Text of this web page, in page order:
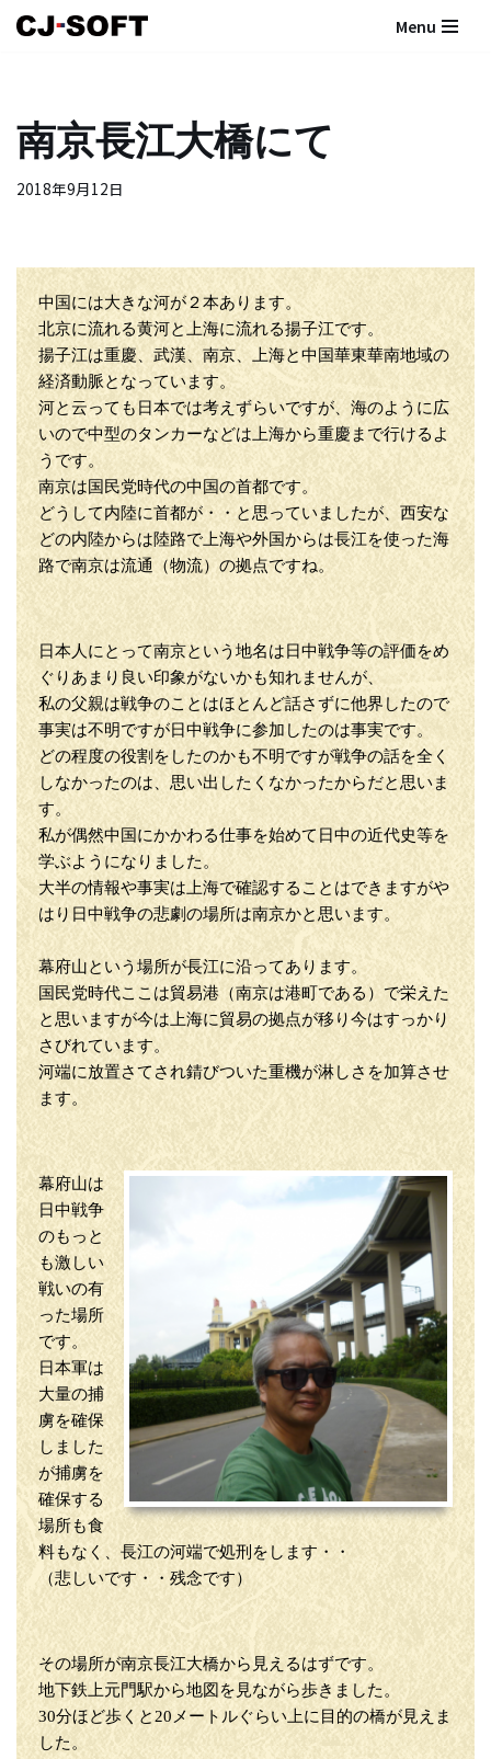
ン
ツ
へ
ッ
Menu
南京長江大橋にて
2018年9月12日
中国には大きな河が２本あります。
北京に流れる黄河と上海に流れる揚子江です。
揚子江は重慶、武漢、南京、上海と中国華東華南地域の
経済動脈となっています。
河と云っても日本では考えずらいですが、海のように広
いので中型のタンカーなどは上海から重慶まで行けるよ
うです。
南京は国民党時代の中国の首都です。
どうして内陸に首都が・・と思っていましたが、西安な
どの内陸からは陸路で上海や外国からは長江を使った海
路で南京は流通（物流）の拠点ですね。
日本人にとって南京という地名は日中戦争等の評価をめ
ぐりあまり良い印象がないかも知れませんが、
私の父親は戦争のことはほとんど話さずに他界したので
事実は不明ですが日中戦争に参加したのは事実です。
どの程度の役割をしたのかも不明ですが戦争の話を全く
しなかったのは、思い出したくなかったからだと思いま
す。
私が偶然中国にかかわる仕事を始めて日中の近代史等を
学ぶようになりました。
大半の情報や事実は上海で確認することはできますがや
はり日中戦争の悲劇の場所は南京かと思います。
幕府山という場所が長江に沿ってあります。
国民党時代ここは貿易港（南京は港町である）で栄えた
と思いますが今は上海に貿易の拠点が移り今はすっかり
さびれています。
河端に放置さてされ錆びついた重機が淋しさを加算させ
ます。
幕府山は
日中戦争
のもっと
も激しい
戦いの有
った場所
です。
日本軍は
大量の捕
虜を確保
しました
が捕虜を
確保する
場所も食
料もなく、長江の河端で処刑をします・・
（悲しいです・・残念です）
その場所が南京長江大橋から見えるはずです。
地下鉄上元門駅から地図を見ながら歩きました。
30分ほど歩くと20メートルぐらい上に目的の橋が見えま
した。